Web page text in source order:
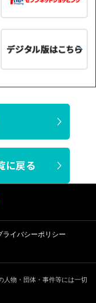
に戻る
ライバシーポリシー
人物・団体・事件等には一切